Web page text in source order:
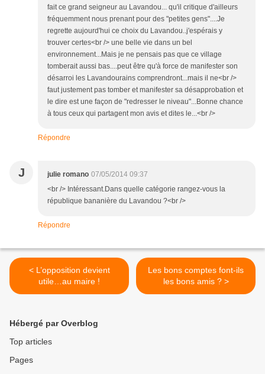
fait ce grand seigneur au Lavandou... qu'il critique d'ailleurs
fréquemment nous prenant pour des "petites gens"....Je
regrette aujourd'hui ce choix du Lavandou..j'espérais y
trouver certes<br /> une belle vie dans un bel
environnement...Mais je ne pensais pas que ce village
tomberait aussi bas....peut être qu'à force de manifester son
désarroi les Lavandourains comprendront...mais il ne<br />
faut justement pas tomber et manifester sa désapprobation et
le dire est une façon de "redresser le niveau"...Bonne chance
à tous ceux qui partagent mon avis et dites le...<br />
Répondre
J julie romano 07/05/2014 09:37
<br /> Intéressant.Dans quelle catégorie rangez-vous la
république bananière du Lavandou ?<br />
Répondre
< L’opposition devient
utile…au maire !
Les bons comptes font-ils
les bons amis ? >
Hébergé par Overblog
Top articles
Pages